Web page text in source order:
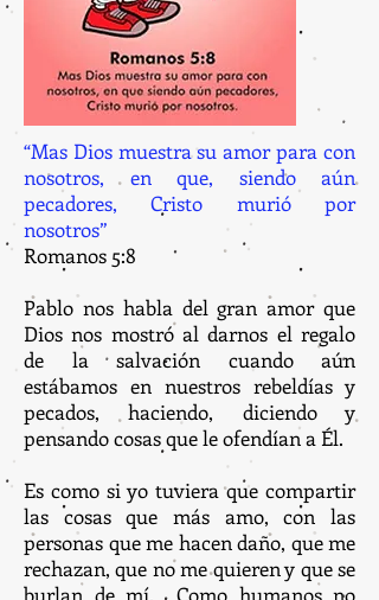
“Mas Dios muestra su amor para con
nosotros, en que, siendo aún
pecadores, Cristo murió por
nosotros”
Romanos 5:8
Pablo nos habla del gran amor que
Dios nos mostró al darnos el regalo
de la salvación cuando aún
estábamos en nuestros rebeldías y
pecados, haciendo, diciendo y
pensando cosas que le ofendían a Él.
Es como si yo tuviera que compartir
las cosas que más amo, con las
personas que me hacen daño, que me
rechazan, que no me quieren y que se
burlan de mí. Como humanos no